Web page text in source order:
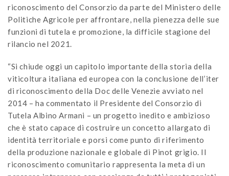
riconoscimento del Consorzio da parte del Ministero delle
Politiche Agricole per affrontare, nella pienezza delle sue
funzioni di tutela e promozione, la difficile stagione del
rilancio nel 2021.
“Si chiude oggi un capitolo importante della storia della
viticoltura italiana ed europea con la conclusione dell’iter
di riconoscimento della Doc delle Venezie avviato nel
2014 – ha commentato il Presidente del Consorzio di
Tutela Albino Armani – un progetto inedito e ambizioso
che è stato capace di costruire un concetto allargato di
identità territoriale e porsi come punto di riferimento
della produzione nazionale e globale di Pinot grigio. Il
riconoscimento comunitario rappresenta la meta di un